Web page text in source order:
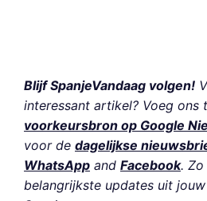
Blijf SpanjeVandaag volgen!
interessant artikel? Voeg ons
voorkeursbron op Google
voor de dagelijkse
WhatsApp and Facebook.
belangrijkste updates uit